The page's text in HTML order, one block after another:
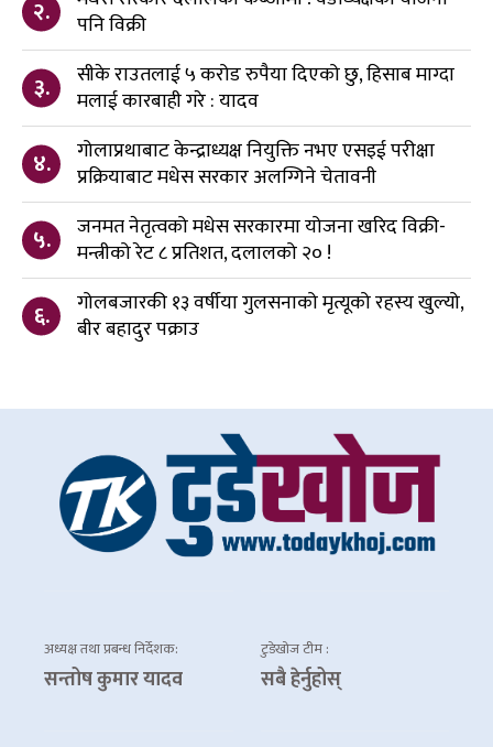
२.
पनि विक्री
३.
सीके राउतलाई ५ करोड रुपैया दिएको छु, हिसाब माग्दा
मलाई कारबाही गरे : यादव
४.
गोलाप्रथाबाट केन्द्राध्यक्ष नियुक्ति नभए एसइई परीक्षा
प्रक्रियाबाट मधेस सरकार अलग्गिने चेतावनी
५.
जनमत नेतृत्वको मधेस सरकारमा योजना खरिद विक्री-
मन्त्रीको रेट ८ प्रतिशत, दलालको २० !
६.
गोलबजारकी १३ वर्षीया गुलसनाको मृत्यूको रहस्य खुल्यो,
बीर बहादुर पक्राउ
अध्यक्ष तथा प्रबन्ध निर्देशक:
सन्तोष कुमार यादव
टुडेखोज टीम :
सबै हेर्नुहोस्